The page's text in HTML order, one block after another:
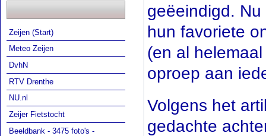
Zeijen (Start)
Meteo Zeijen
DvhN
RTV Drenthe
NU.nl
Zeijer Fietstocht
Beeldbank - 3475 foto's -
geëeindigd.
hun favoriete
(en al
oproep aan
Volgens het
gedachte